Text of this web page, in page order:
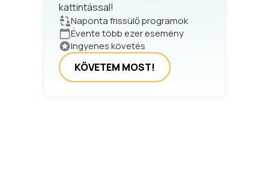
kattintással!
Naponta frissülő programok
Évente több ezer esemény
Ingyenes követés
KÖVETEM MOST!